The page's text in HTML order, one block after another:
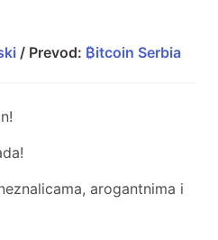
/ Prevod: ₿itcoin Serbia
arogantnima i